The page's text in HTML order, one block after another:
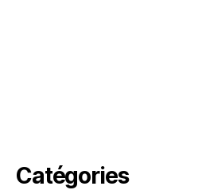
Catégories